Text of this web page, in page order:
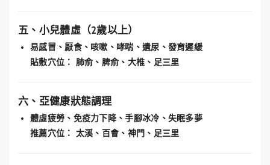
五、小兒體虛（2歲以上）
易感冒、厭食、咳嗽、哮喘、遺尿、發育遲緩
貼敷穴位：
肺俞、脾俞、大椎、足三里
六、亞健康狀態調理
體虛疲勞、免疫力下降、手腳冰冷、失眠多夢
推薦穴位：
太溪、百會、神門、足三里